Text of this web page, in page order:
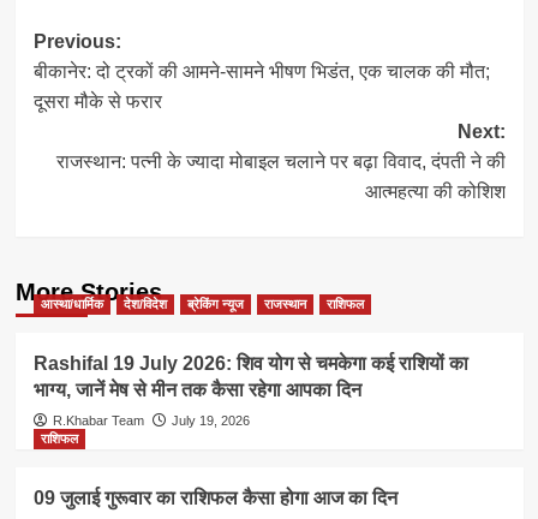
Post
navigation
Previous:
बीकानेर: दो ट्रकों की आमने-सामने भीषण भिडंत, एक चालक की मौत;
दूसरा मौके से फरार
Next:
राजस्थान: पत्नी के ज्यादा मोबाइल चलाने पर बढ़ा विवाद, दंपती ने की
आत्महत्या की कोशिश
More Stories
आस्था/धार्मिक देश/विदेश ब्रेकिंग न्यूज राजस्थान राशिफल
Rashifal 19 July 2026: शिव योग से चमकेगा कई राशियों का
भाग्य, जानें मेष से मीन तक कैसा रहेगा आपका दिन
R.Khabar Team
July 19, 2026
राशिफल
09 जुलाई गुरूवार का राशिफल कैसा होगा आज का दिन